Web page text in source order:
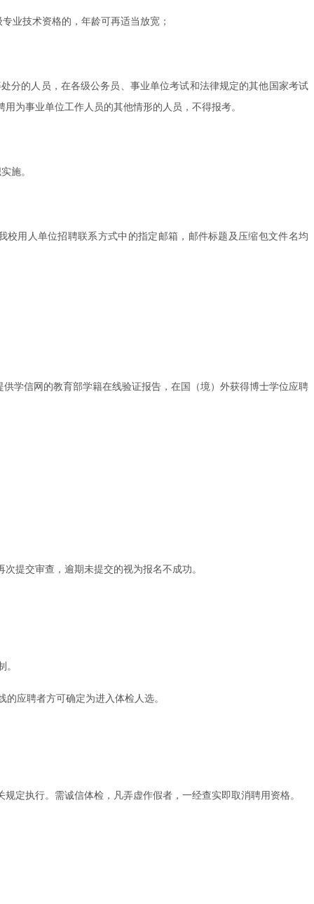
业技术资格的，年龄可再适当放宽；
分的人员，在各级公务员、事业单位考试和法律规定的其他国家考试
为事业单位工作人员的其他情形的人员，不得报考。
施。
用人单位招聘联系方式中的指定邮箱，邮件标题及压缩包文件名均
学信网的教育部学籍在线验证报告，在国（境）外获得博士学位应聘
提交审查，逾期未提交的视为报名不成功。
应聘者方可确定为进入体检人选。
定执行。需诚信体检，凡弄虚作假者，一经查实即取消聘用资格。